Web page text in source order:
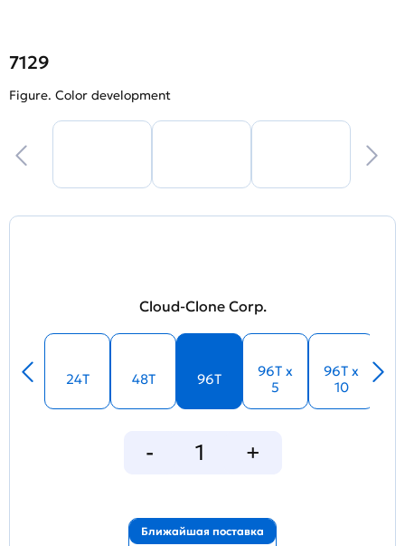
7129
Figure. Color development
Cloud-Clone Corp.
24T 48T 96T
96T x
5
96T x
10
Ближайшая поставка